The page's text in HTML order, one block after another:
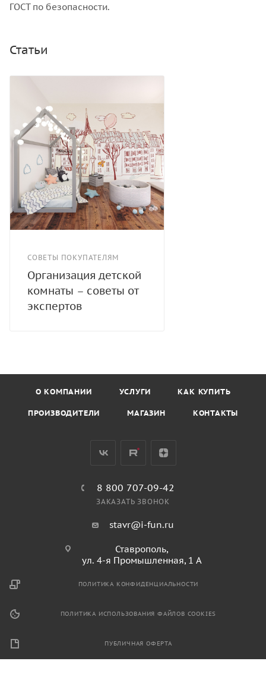
ГОСТ по безопасности.
Статьи
СОВЕТЫ ПОКУПАТЕЛЯМ
Организация детской
комнаты – советы от
экспертов
О КОМПАНИИ УСЛУГИ КАК КУПИТЬ
ПРОИЗВОДИТЕЛИ МАГАЗИН КОНТАКТЫ
8 800 707-09-42
ЗАКАЗАТЬ ЗВОНОК
stavr@i-fun.ru
Ставрополь,
ул. 4-я Промышленная, 1 А
ПОЛИТИКА КОНФИДЕНЦИАЛЬНОСТИ
ПОЛИТИКА ИСПОЛЬЗОВАНИЯ ФАЙЛОВ COOKIES
ПУБЛИЧНАЯ ОФЕРТА